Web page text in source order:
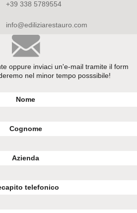
+39 338 5789554
info@ediliziarestauro.com
oppure inviaci un'e-mail tramite il form
nel minor tempo posssibile!